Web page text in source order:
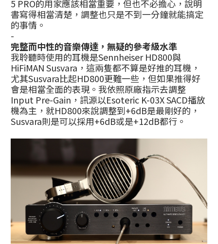
5 PRO的用家應該相當重要，但也不必擔心，說明
書寫得相當清楚，調整也只是不到一分鐘就能搞定
的事情。
-
完整而中性的音樂傳達，無疑的參考級水準
我聆聽時使用的耳機是Sennheiser HD800與
HiFiMAN Susvara，這兩隻都不算是好推的耳機，
尤其Susvara比起HD800更難一些，但如果推得好
會是相當全面的表現。我依照原廠指示去調整
Input Pre-Gain，訊源以Esoteric K-03X SACD播放
機為主，就HD800來說調整到+6dB是最剛好的，
Susvara則是可以採用+6dB或是+12dB都行。